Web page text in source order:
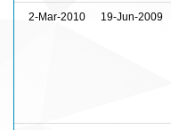
2-Mar-2010 19-Jun-2009